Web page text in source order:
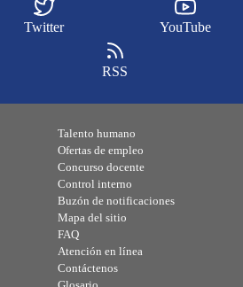
Twitter YouTube
RSS
Talento humano
Ofertas de empleo
Concurso docente
Control interno
Buzón de notificaciones
Mapa del sitio
FAQ
Atención en línea
Contáctenos